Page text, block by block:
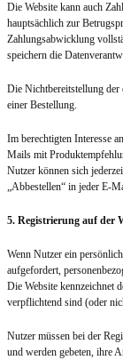
Die Website kann auch
hauptsächlich zur
Zahlungsabwicklung
speichern die
Die Nichtbereitstellung der
einer Bestellung.
Im berechtigten Interesse
Mails mit
Nutzer können sich
„Abbestellen“ in jeder E-
5. Registrierung auf der
Wenn Nutzer ein
aufgefordert,
Die Website kennzeichnet
verpflichtend sind (oder
Nutzer müssen bei der
und werden gebeten, ihre